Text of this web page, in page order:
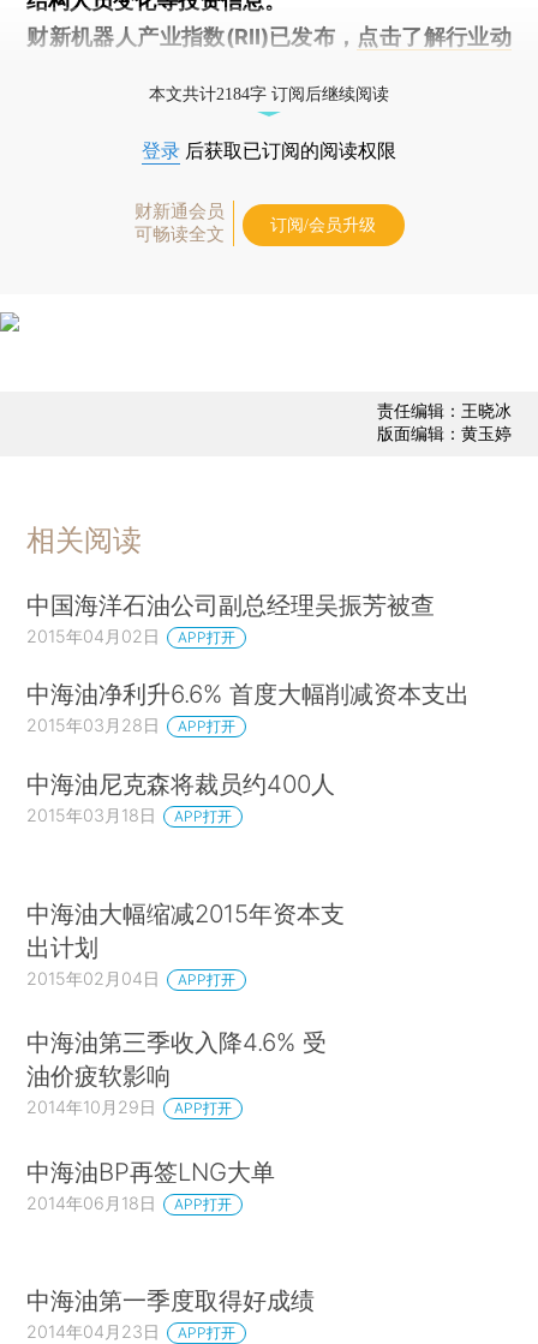
财新机器人产业指数(RII)已发布， 点击了解行业动
本文共计2184字 订阅后继续阅读
登录 后获取已订阅的阅读权限
财新通会员
可畅读全文
订阅/会员升级
责任编辑：王晓冰
版面编辑：黄玉婷
相关阅读
中国海洋石油公司副总经理吴振芳被查
2015年04月02日 APP打开
中海油净利升6.6% 首度大幅削减资本支出
2015年03月28日 APP打开
中海油尼克森将裁员约400人
2015年03月18日 APP打开
中海油大幅缩减2015年资本支
出计划
2015年02月04日 APP打开
中海油第三季收入降4.6% 受
油价疲软影响
2014年10月29日 APP打开
中海油BP再签LNG大单
2014年06月18日 APP打开
中海油第一季度取得好成绩
2014年04月23日 APP打开